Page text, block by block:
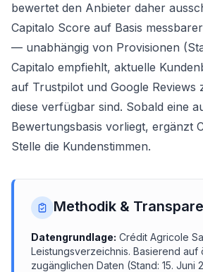
bewertet den Anbieter daher
Capitalo Score auf Basis
— unabhängig von Provisionen
Capitalo empfiehlt, aktuelle
auf Trustpilot und Google Reviews
diese verfügbar sind. Sobald eine
Bewertungsbasis vorliegt, ergänzt
Stelle die Kundenstimmen.
Methodik &
Datengrundlage: Crédit Agricole
Leistungsverzeichnis. Basierend auf
zugänglichen Daten (Stand: 15. Juni